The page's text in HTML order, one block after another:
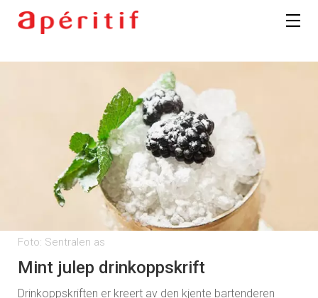
Foto: Sentralen as
Mint julep drinkoppskrift
Drinkoppskriften er kreert av den kjente bartenderen